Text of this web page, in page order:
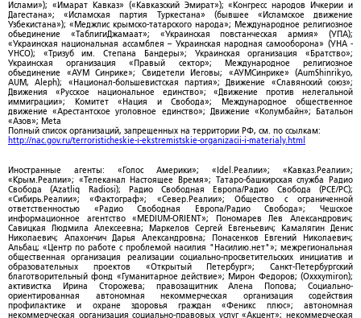
Ислами»); «Имарат Кавказ» («Кавказский Эмират»); «Конгресс народов Ичкерии и
Дагестана»; «Исламская партия Туркестана» (бывшее «Исламское движение
Узбекистана»); «Меджлис крымско-татарского народа»; Международное религиозное
объединение «ТаблигиДжамаат»; «Украинская повстанческая армия» (УПА);
«Украинская национальная ассамблея – Украинская народная самооборона» (УНА -
УНСО); «Тризуб им. Степана Бандеры»; Украинская организация «Братство»;
Украинская организация «Правый сектор»; Международное религиозное
объединение «АУМ Синрике»; Свидетели Иеговы; «АУМСинрике» (AumShinrikyo,
AUM, Aleph); «Национал-большевистская партия»; Движение «Славянский союз»;
Движения «Русское национальное единство»; «Движение против нелегальной
иммиграции»; Комитет «Нация и Свобода»; Международное общественное
движение «Арестантское уголовное единство»; Движение «Колумбайн»; Батальон
«Азов»; Meta
Полный список организаций, запрещенных на территории РФ, см. по ссылкам:
http://nac.gov.ru/terroristicheskie-i-ekstremistskie-organizacii-i-materialy.html
Иностранные агенты: «Голос Америки»; «Idel.Реалии»; «Кавказ.Реалии»;
«Крым.Реалии»; «Телеканал Настоящее Время»; Татаро-башкирская служба Радио
Свобода (Azatliq Radiosi); Радио Свободная Европа/Радио Свобода (PCE/PC);
«Сибирь.Реалии»; «Фактограф»; «Север.Реалии»; Общество с ограниченной
ответственностью «Радио Свободная Европа/Радио Свобода»; Чешское
информационное агентство «MEDIUM-ORIENT»; Пономарев Лев Александрович;
Савицкая Людмила Алексеевна; Маркелов Сергей Евгеньевич; Камалягин Денис
Николаевич; Апахончич Дарья Александровна; Понасенков Евгений Николаевич;
Альбац; «Центр по работе с проблемой насилия "Насилию.нет"»; межрегиональная
общественная организация реализации социально-просветительских инициатив и
образовательных проектов «Открытый Петербург»; Санкт-Петербургский
благотворительный фонд «Гуманитарное действие»; Мирон Федоров; (Oxxxymiron);
активистка Ирина Сторожева; правозащитник Алена Попова; Социально-
ориентированная автономная некоммерческая организация содействия
профилактике и охране здоровья граждан «Феникс плюс»; автономная
некоммерческая организация социально-правовых услуг «Акцент»; некоммерческая